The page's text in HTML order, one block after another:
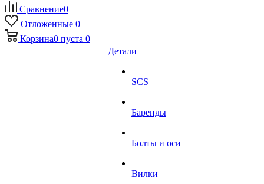
Сравнение0
Отложенные 0
Корзина0 пуста 0
Детали
SCS
Баренды
Болты и оси
Вилки